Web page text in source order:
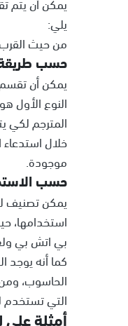
يلي:
من حيث
حسب طريقة
يمكن أن
النوع الأول
المترجم لكي
خلال
موجودة.
حسب
يمكن تصنيف
استخدامها،
بي اتش بي
كما أنه يوجد
الحاسوب،
التي تستخدم
أمثلة على